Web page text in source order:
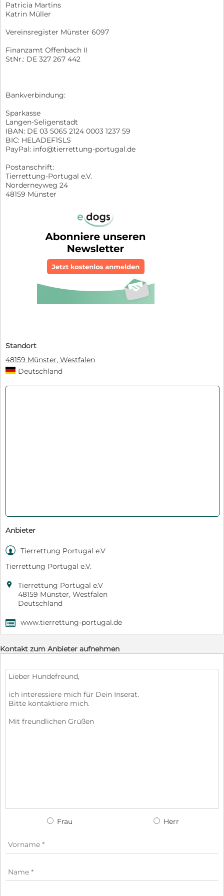
Patricia Martins
Katrin Müller
Vereinsregister Münster 6097
Finanzamt Offenbach II
StNr.: DE 327 267 442
Bankverbindung:
Sparkasse
Langen-Seligenstadt
IBAN: DE 03 5065 2124 0003 1237 59
BIC: HELADEF1SLS
PayPal: info@tierrettung-portugal.de
Postanschrift:
Tierrettung-Portugal e.V.
Norderneyweg 24
48159 Münster
Standort
48159 Münster, Westfalen
Deutschland
Anbieter
 Tierrettung Portugal e.V
Tierrettung Portugal e.V.

Tierrettung Portugal e.V
48159 Münster, Westfalen
Deutschland
, www.tierrettung-portugal.de
Kontakt zum Anbieter aufnehmen
Frau Herr